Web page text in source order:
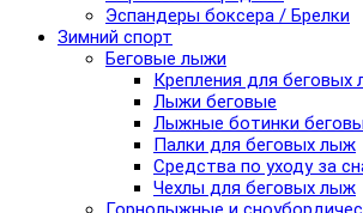
Эспандеры боксера / Брелки
Зимний спорт
Беговые лыжи
Крепления для беговых
Лыжи беговые
Лыжные ботинки
Палки для беговых лыж
Средства по уходу за
Чехлы для беговых лыж